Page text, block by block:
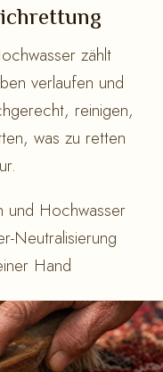
zählt
verlaufen und
reinigen,
was zu retten
und Hochwasser
Neutralisierung
Hand